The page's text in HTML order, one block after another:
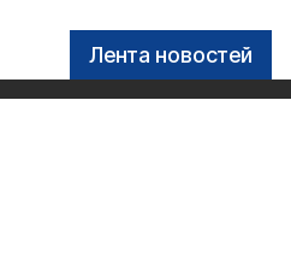
Лента новостей